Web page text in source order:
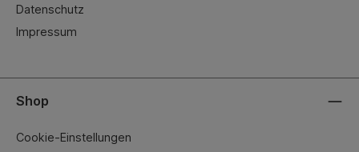
Datenschutz
Impressum
Shop
Cookie-Einstellungen